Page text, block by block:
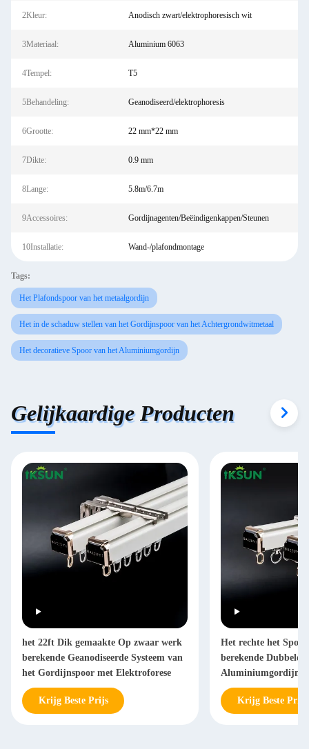
2Kleur: Anodisch zwart/elektrophoresisch wit
3Materiaal: Aluminium 6063
4Tempel: T5
5Behandeling: Geanodiseerd/elektrophoresis
6Grootte: 22 mm*22 mm
7Dikte: 0.9 mm
8Lange: 5.8m/6.7m
9Accessoires: Gordijnagenten/Beëindigenkappen/Steunen
10Installatie: Wand-/plafondmontage
Tags:
Het Plafondspoor van het metaalgordijn
Het in de schaduw stellen van het Gordijnspoor van het Achtergrondwitmetaal
Het decoratieve Spoor van het Aluminiumgordijn
Gelijkaardige Producten
het 22ft Dik gemaakte Op zwaar werk
berekende Geanodiseerde Systeem van
het Gordijnspoor met Elektroforese
Krijg Beste Prijs
Het rechte het
berekende Dubbele
Aluminiumgordijn
Krijg Beste Prijs